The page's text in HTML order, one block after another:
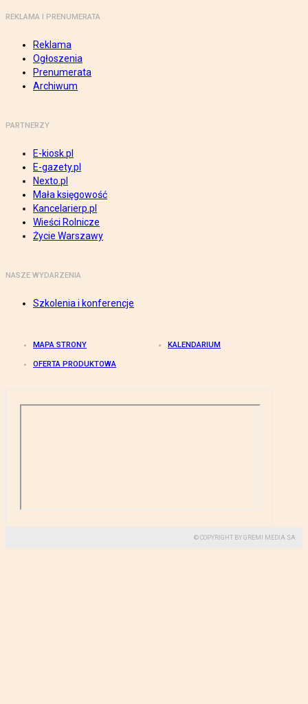
REKLAMA I PRENUMERATA
Reklama
Ogłoszenia
Prenumerata
Archiwum
PARTNERZY
E-kiosk.pl
E-gazety.pl
Nexto.pl
Mała księgowość
Kancelarierp.pl
Wieści Rolnicze
Życie Warszawy
NASZE WYDARZENIA
Szkolenia i konferencje
MAPA STRONY KALENDARIUM
OFERTA PRODUKTOWA
© COPYRIGHT BY GREMI MEDIA SA